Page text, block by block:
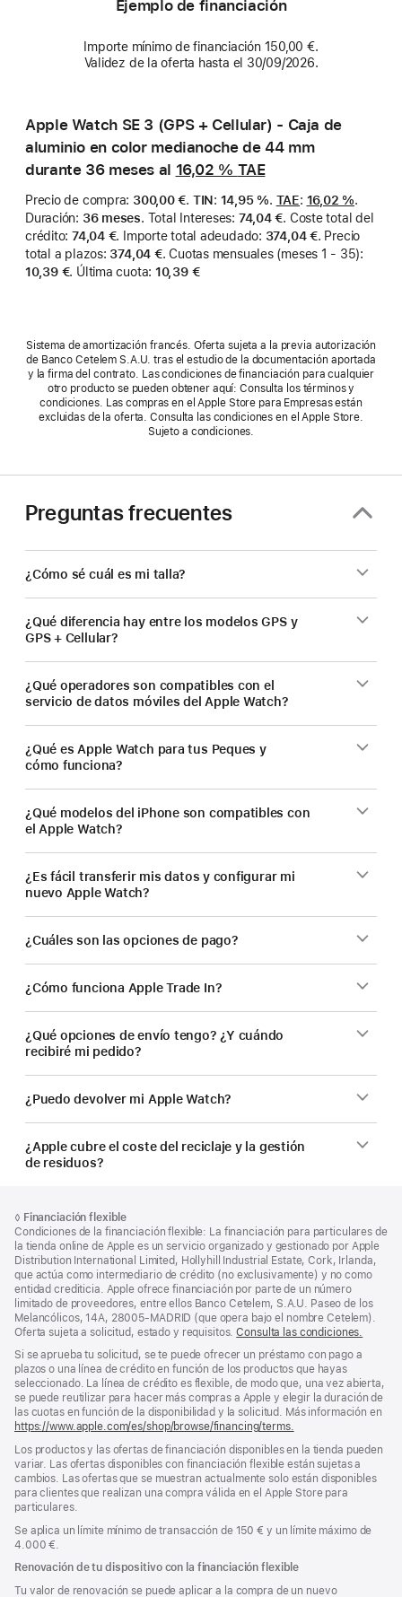
Ejemplo de financiación
Importe mínimo de financiación 150,00 €.
Validez de la oferta hasta el 30/09/2026.
Apple Watch SE 3 (GPS + Cellular) - Caja de
aluminio en color medianoche de 44 mm
durante 36 meses al 16,02 % TAE
Precio de compra: 300,00 €. TIN: 14,95 %. TAE: 16,02 %.
Duración: 36 meses. Total Intereses: 74,04 €. Coste total del
crédito: 74,04 €. Importe total adeudado: 374,04 €. Precio
total a plazos: 374,04 €.Cuotas mensuales (meses 1 - 35):
10,39 €. Última cuota: 10,39 €
Sistema de amortización francés. Oferta sujeta a la previa autorización
de Banco Cetelem S.A.U. tras el estudio de la documentación aportada
y la firma del contrato. Las condiciones de financiación para cualquier
otro producto se pueden obtener aquí: Consulta los términos y
condiciones. Las compras en el Apple Store para Empresas están
excluidas de la oferta. Consulta las condiciones en el Apple Store.
Sujeto a condiciones.
Preguntas frecuentes
¿Cómo sé cuál es mi talla?
¿Qué diferencia hay entre los modelos GPS y
GPS + Cellular?
¿Qué operadores son compatibles con el
servicio de datos móviles del Apple Watch?
¿Qué es Apple Watch para tus Peques y
cómo funciona?
¿Qué modelos del iPhone son compatibles con
el Apple Watch?
¿Es fácil transferir mis datos y configurar mi
nuevo Apple Watch?
¿Cuáles son las opciones de pago?
¿Cómo funciona Apple Trade In?
¿Qué opciones de envío tengo? ¿Y cuándo
recibiré mi pedido?
¿Puedo devolver mi Apple Watch?
¿Apple cubre el coste del reciclaje y la gestión
de residuos?
a
pie
de
página
al
pie
Nota
a
pie
de
página
◊ Financiación flexible
Condiciones de la financiación flexible: La financiación para particulares de
la tienda online de Apple es un servicio organizado y gestionado por Apple
Distribution International Limited, Hollyhill Industrial Estate, Cork, Irlanda,
que actúa como intermediario de crédito (no exclusivamente) y no como
entidad crediticia. Apple ofrece financiación por parte de un número
limitado de proveedores, entre ellos Banco Cetelem, S.A.U. Paseo de los
Melancólicos, 14A, 28005-MADRID (que opera bajo el nombre Cetelem).
Oferta sujeta a solicitud, estado y requisitos.Consulta las condiciones.
Si se aprueba tu solicitud, se te puede ofrecer un préstamo con pago a
plazos o una línea de crédito en función de los productos que hayas
seleccionado. La línea de crédito es flexible, de modo que, una vez abierta,
se puede reutilizar para hacer más compras a Apple y elegir la duración de
las cuotas en función de la disponibilidad y la solicitud. Más información en
https://www.apple.com/es/shop/browse/financing/terms.
Los productos y las ofertas de financiación disponibles en la tienda pueden
variar. Las ofertas disponibles con financiación flexible están sujetas a
cambios. Las ofertas que se muestran actualmente solo están disponibles
para clientes que realizan una compra válida en el Apple Store para
particulares.
Se aplica un límite mínimo de transacción de 150 € y un límite máximo de
4.000 €.
Renovación de tu dispositivo con la financiación flexible
Tu valor de renovación se puede aplicar a la compra de un nuevo